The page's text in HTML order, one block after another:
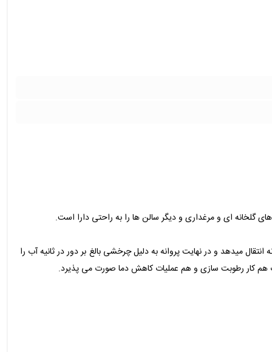
گلخانه ای و مرغداری و دیگر سالن ها را به راحتی دارا است.
میدهد و در نهایت پروانه به دلیل چرخشی بالغ بر دور در ثانیه آب را
هم کار رطوبت سازی و هم عملیات کاهش دما صورت می پذیرد.